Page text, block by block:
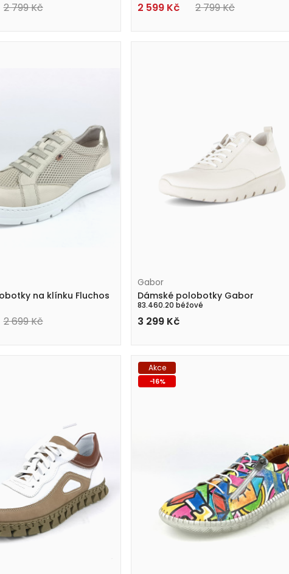
2 799Kč 2 599 Kč 2 799Kč
na klínku Fluchos
2 699Kč
Gabor
Dámské polobotky Gabor
83.460.20 béžové
3 299 Kč
Akce
-16%